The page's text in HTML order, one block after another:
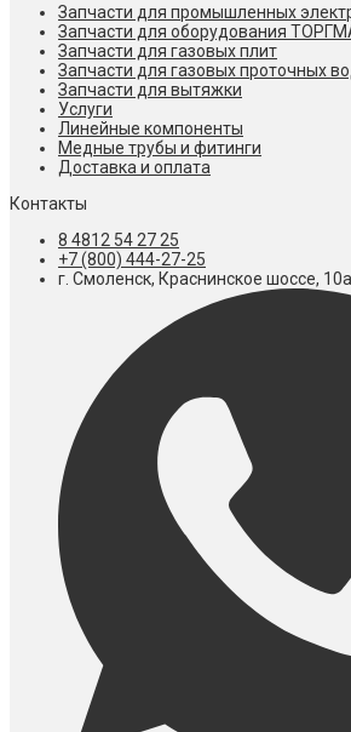
Запчасти для промышленных
Запчасти для оборудования
Запчасти для газовых плит
Запчасти для газовых проточных
Запчасти для вытяжки
Услуги
Линейные компоненты
Медные трубы и фитинги
Доставка и оплата
Контакты
8 4812 54 27 25
+7 (800) 444-27-25
г. Смоленск, Краснинское шоссе, 10а